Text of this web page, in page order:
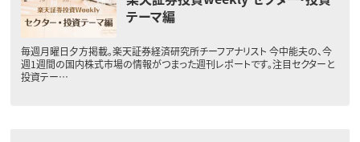
テーマ編
毎週月曜日夕方掲載。楽天証券経済研究所チーフアナリスト 今中能夫の、今
週1週間の国内株式市場の情報がつまった週刊レポートです。注目セクターと
投資テー…